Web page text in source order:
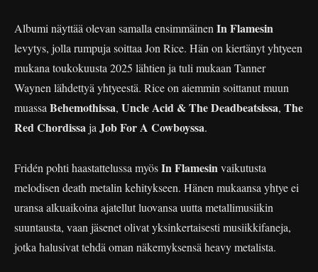
Albumi näyttää olevan samalla ensimmäinenIn Flamesin
levytys, jolla rumpuja soittaa Jon Rice. Hän on kiertänyt yhtyeen
mukana toukokuusta 2025 lähtien ja tuli mukaan Tanner
Waynen lähdettyä yhtyeestä. Rice on aiemmin soittanut muun
muassaBehemothissa, Uncle Acid & The Deadbeatsissa, The
Red ChordissajaJob For A Cowboyssa.
Fridén pohti haastattelussa myösIn Flamesinvaikutusta
melodisen death metalin kehitykseen. Hänen mukaansa yhtye ei
uransa alkuaikoina ajatellut luovansa uutta metallimusiikin
suuntausta, vaan jäsenet olivat yksinkertaisesti musiikkifaneja,
jotka halusivat tehdä oman näkemyksensä heavy metalista.